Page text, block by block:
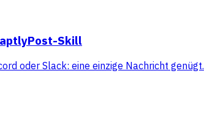
Skill
oder Slack: eine einzige Nachricht genügt.